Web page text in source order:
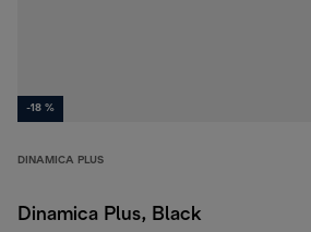
-18 %
DINAMICA PLUS
Dinamica Plus, Black